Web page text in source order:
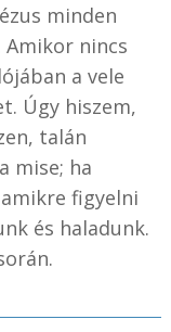
minden
nincs
a vele
Úgy hiszem,
talán
mise; ha
figyelni
és haladunk.